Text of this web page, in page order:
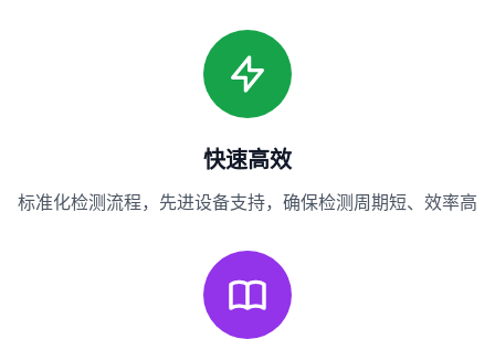
快速高效
标准化检测流程，先进设备支持，确保检测周期短、效率高